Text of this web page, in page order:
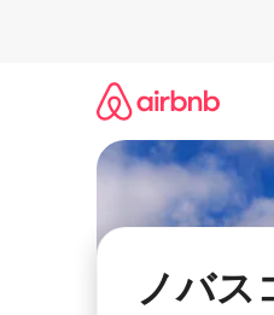
ノバス